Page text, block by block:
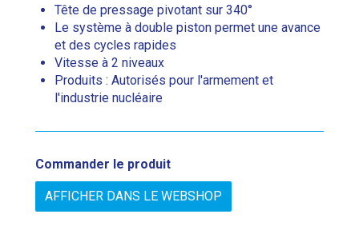
Tête de pressage pivotant sur 340°
Le système à double piston permet une avance
et des cycles rapides
Vitesse à 2 niveaux
Produits : Autorisés pour l'armement et
l'industrie nucléaire
Commander le produit
AFFICHER DANS LE WEBSHOP